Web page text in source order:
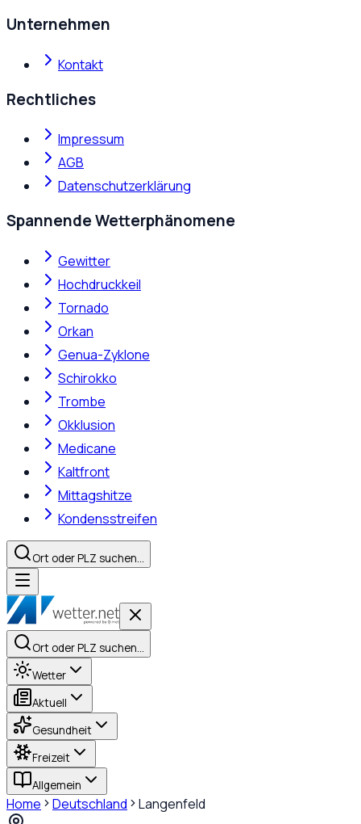
Unternehmen
Kontakt
Rechtliches
Impressum
AGB
Datenschutzerklärung
Spannende Wetterphänomene
Gewitter
Hochdruckkeil
Tornado
Orkan
Genua-Zyklone
Schirokko
Trombe
Okklusion
Medicane
Kaltfront
Mittagshitze
Kondensstreifen
Ort oder PLZ suchen…
Ort oder PLZ suchen…
Wetter
Aktuell
Gesundheit
Freizeit
Allgemein
Home Deutschland Langenfeld